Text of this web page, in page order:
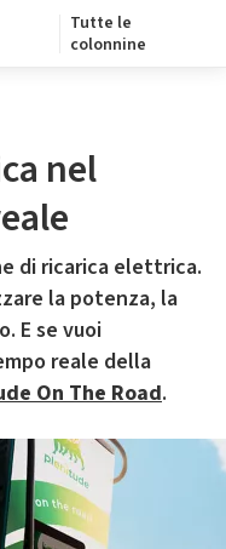
Tutte le
colonnine
nel
di ricarica elettrica.
la potenza, la
E se vuoi
reale della
On The Road.